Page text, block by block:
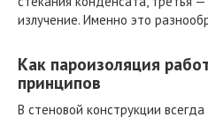
излучение. Именно это
Как пароизоляция
принципов
В стеновой конструкции